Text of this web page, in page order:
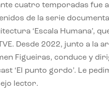
cuatro temporadas fue
de la serie
‘Escala Humana’,
Desde 2022, junto a la
Figueiras, conduce y
‘El punto gordo’. Le
lector.